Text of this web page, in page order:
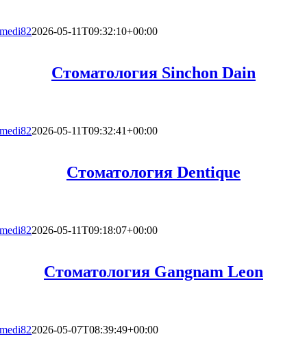
medi822026-05-11T09:32:10+00:00
Стоматология Sinchon Dain
medi822026-05-11T09:32:41+00:00
Стоматология Dentique
medi822026-05-11T09:18:07+00:00
Стоматология Gangnam Leon
medi822026-05-07T08:39:49+00:00